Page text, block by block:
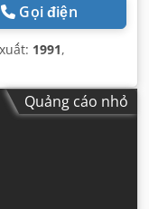
Gọi điện
1991,
Quảng cáo nhỏ